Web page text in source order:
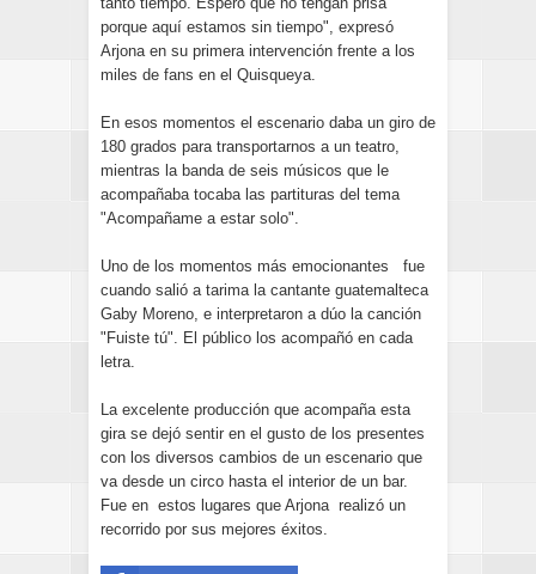
porque aquí estamos sin tiempo", expresó
Arjona en su primera intervención frente a los
miles de fans en el Quisqueya.
En esos momentos el escenario daba un giro de
180 grados para transportarnos a un teatro,
mientras la banda de seis músicos que le
acompañaba tocaba las partituras del tema
"Acompañame a estar solo".
Uno de los momentos más emocionantes fue
cuando salió a tarima la cantante guatemalteca
Gaby Moreno, e interpretaron a dúo la canción
"Fuiste tú". El público los acompañó en cada
letra.
La excelente producción que acompaña esta
gira se dejó sentir en el gusto de los presentes
con los diversos cambios de un escenario que
va desde un circo hasta el interior de un bar.
Fue en estos lugares que Arjona realizó un
recorrido por sus mejores éxitos.